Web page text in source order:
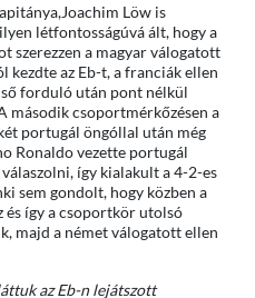
Löw is
létfontosságúvá ált, hogy a
szerezzen a magyar válogatott
kezdte az Eb-t, a franciák ellen
forduló után pont nélkül
második csoportmérkőzésen a
portugál öngóllal után még
Ronaldo vezette portugál
így kialakult a 4-2-es
sem gondolt, hogy közben a
és így a csoportkör utolsó
majd a német válogatott ellen
az Eb-n lejátszott